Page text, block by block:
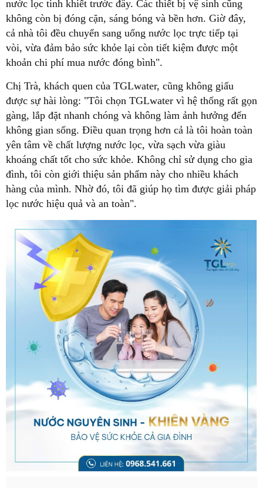
nước lọc tinh khiết trước đây. Các thiết bị vệ sinh cũng
không còn bị đóng cặn, sáng bóng và bền hơn. Giờ đây,
cả nhà tôi đều chuyển sang uống nước lọc trực tiếp tại
vòi, vừa đảm bảo sức khỏe lại còn tiết kiệm được một
khoản chi phí mua nước đóng bình".
Chị Trà, khách quen của TGLwater, cũng không giấu
được sự hài lòng: "Tôi chọn TGLwater vì hệ thống rất gọn
gàng, lắp đặt nhanh chóng và không làm ảnh hưởng đến
không gian sống. Điều quan trọng hơn cả là tôi hoàn toàn
yên tâm về chất lượng nước lọc, vừa sạch vừa giàu
khoáng chất tốt cho sức khỏe. Không chỉ sử dụng cho gia
đình, tôi còn giới thiệu sản phẩm này cho nhiều khách
hàng của mình. Nhờ đó, tôi đã giúp họ tìm được giải pháp
lọc nước hiệu quả và an toàn".